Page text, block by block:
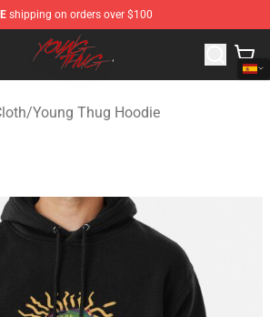
shipping on orders over $100
- Official Young Thug Merchandise
/Young Thug Hoodie